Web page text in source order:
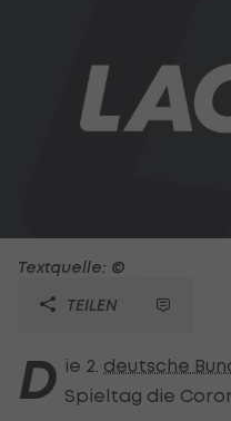
Textquelle: ©
TEILEN
D ie 2. deutsche
Spieltag die